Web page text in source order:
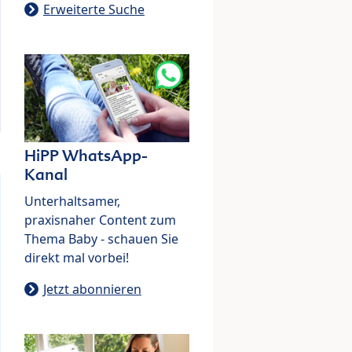
Erweiterte Suche
HiPP WhatsApp-
Kanal
Unterhaltsamer,
praxisnaher Content zum
Thema Baby - schauen Sie
direkt mal vorbei!
Jetzt abonnieren